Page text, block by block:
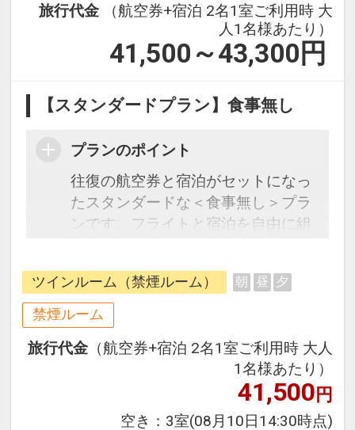
旅行代金
（航空券+宿泊 2名1室ご利用時 大
人1名様あたり）
41,500～43,300 円
【スタンダードプラン】食事無し
プランのポイント
往復の航空券と宿泊がセットになっ
たスタンダードな＜食事無し＞プラ
ンです。フライトと宿泊を自由に組
ージだから、一都市滞在はもちろん
周遊旅行にも最適！
旅行期間中の1泊だけの宿泊や延
泊・飛び泊なども自由自在です。
フライトは、安心のJAL（または
JALグループ）確約！フライトマイ
オプションでレンタカーや現地交
ツインルーム（禁煙ルーム） 朝 昼 夕
禁煙ルーム
旅行代金 （航空券+宿泊 2名1室ご利用時 大人
1名様あたり）
41,500円
空き： 3室(08月10日14:30時点)